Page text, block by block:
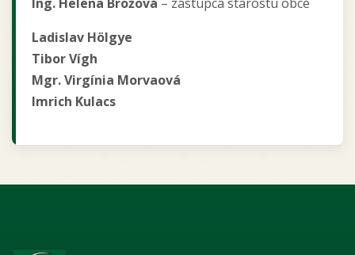
Ladislav Hölgye
Tibor Vígh
Mgr. Virgínia Morvaová
Imrich Kulacs